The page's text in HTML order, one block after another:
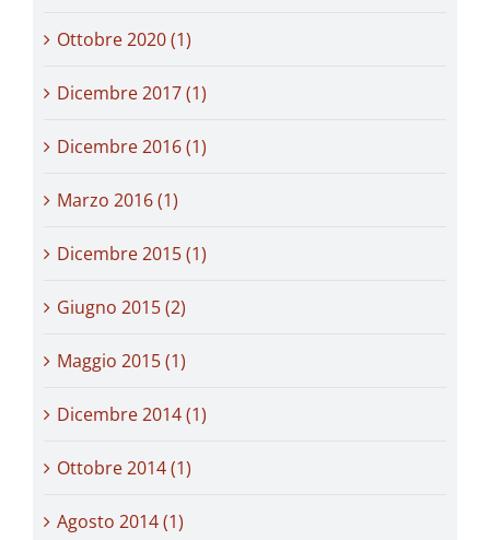
Ottobre 2020 (1)
Dicembre 2017 (1)
Dicembre 2016 (1)
Marzo 2016 (1)
Dicembre 2015 (1)
Giugno 2015 (2)
Maggio 2015 (1)
Dicembre 2014 (1)
Ottobre 2014 (1)
Agosto 2014 (1)